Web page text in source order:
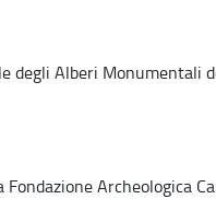
degli Alberi Monumentali
Archeologica